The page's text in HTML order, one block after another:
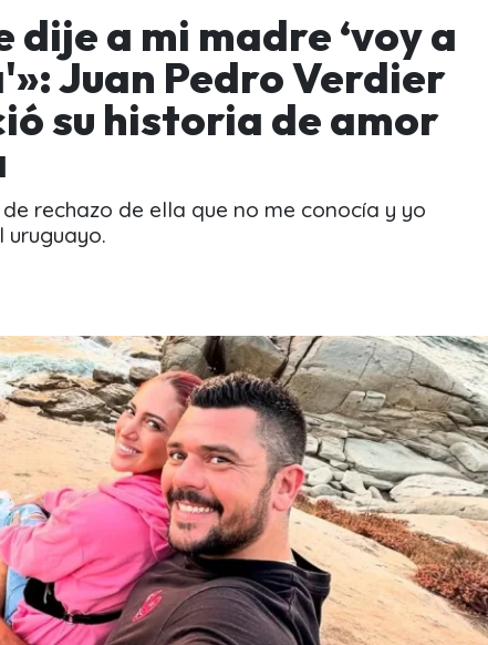
dije a mi madre ‘voy a
Juan Pedro Verdier
su historia de amor
rechazo de ella que no me conocía y yo
uruguayo.